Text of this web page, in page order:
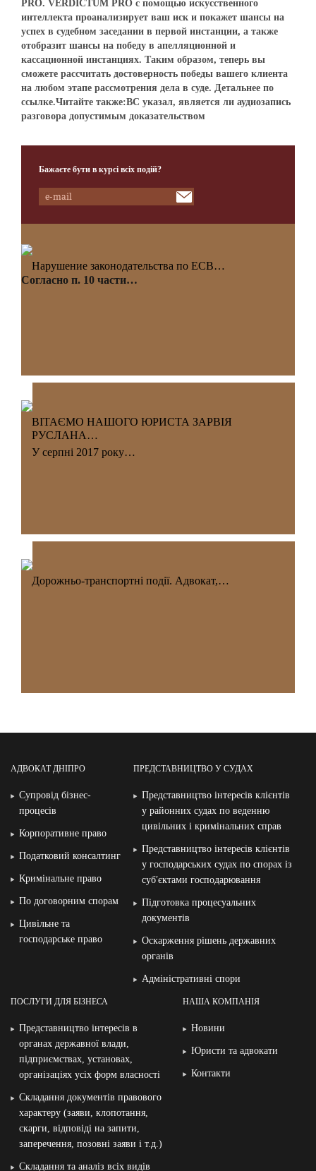
PRO. VERDICTUM PRO с помощью искусственного
интеллекта проанализирует ваш иск и покажет шансы на
успех в судебном заседании в первой инстанции, а также
отобразит шансы на победу в апелляционной и
кассационной инстанциях. Таким образом, теперь вы
сможете рассчитать достоверность победы вашего клиента
на любом этапе рассмотрения дела в суде. Детальнее по
ссылке.Читайте также:ВС указал, является ли аудиозапись
разговора допустимым доказательством
Бажаєте бути в курсі всіх подій?
Нарушение законодательства по ЕСВ…
Согласно п. 10 части…
ВІТАЄМО НАШОГО ЮРИСТА ЗАРВІЯ
РУСЛАНА…
У серпні 2017 року…
Дорожньо-транспортні події. Адвокат,…
АДВОКАТ ДНІПРО
Супровід бізнес-
процесів
Корпоративне право
Податковий консалтинг
Кримінальне право
По договорним спорам
Цивільне та
господарське право
ПРЕДСТАВНИЦТВО У СУДАХ
Представництво інтересів клієнтів
у районних судах по веденню
цивільних і кримінальних справ
Представництво інтересів клієнтів
у господарських судах по спорах із
суб′єктами господарювання
Підготовка процесуальних
документів
Оскарження рішень державних
органів
Адміністративні спори
ПОСЛУГИ ДЛЯ БІЗНЕСА
Представництво інтересів в
органах державної влади,
підприємствах, установах,
організаціях усіх форм власності
Складання документів правового
характеру (заяви, клопотання,
скарги, відповіді на запити,
заперечення, позовні заяви і т.д.)
Складання та аналіз всіх видів
НАША КОМПАНІЯ
Новини
Юристи та адвокати
Контакти